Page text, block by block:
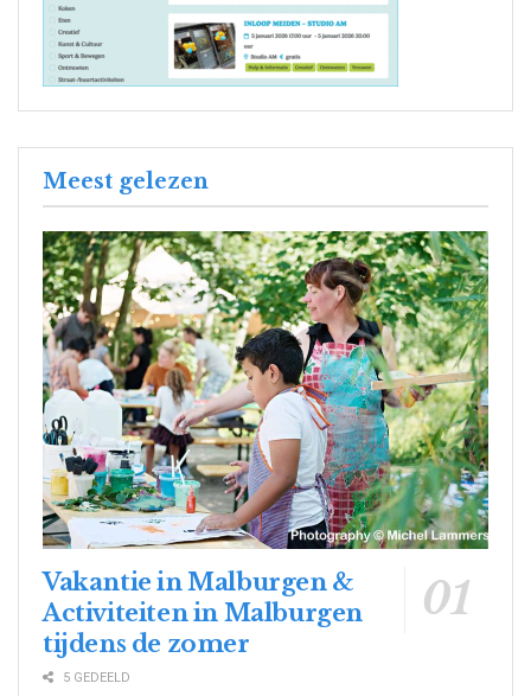
Meest gelezen
Vakantie in Malburgen &
Activiteiten in Malburgen
tijdens de zomer
5 GEDEELD